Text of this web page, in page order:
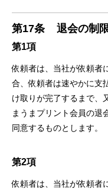
第17条 退会の制
第1項
依頼者は、当社が依頼者
合、依頼者は速やかに⽀
け取りが完了するまで、
まうまプリント会員の退
同意するものとします。
第2項
依頼者は、当社が依頼者